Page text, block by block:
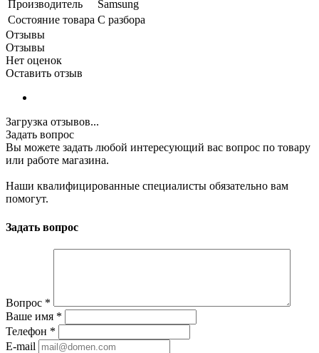
Производитель
Samsung
Состояние товара С разбора
Отзывы
Отзывы
Нет оценок
Оставить отзыв
Загрузка отзывов...
Задать вопрос
Вы можете задать любой интересующий вас вопрос по товару
или работе магазина.
Наши квалифицированные специалисты обязательно вам
помогут.
Задать вопрос
Вопрос *
Ваше имя *
Телефон *
E-mail